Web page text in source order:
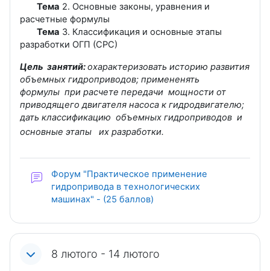
Тема 2. Основные законы, уравнения и
расчетные формулы
Тема 3. Классификация и основные этапы
разработки ОГП (СРС)
Цель занятий:охарактеризовать историю развития
объемных гидроприводов; примененять
формулы при расчете передачи мощности от
приводящего двигателя насоса к гидродвигателю;
дать классификацию объемных гидроприводов и
основные этапы их разработки.
Форум "Практическое применение
гидропривода в технологических
машинах" - (25 баллов)
8 лютого - 14 лютого